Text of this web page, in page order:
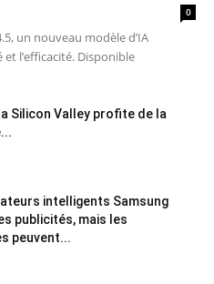
0
un nouveau modèle d’IA
l’efficacité. Disponible
Silicon Valley profite de la
intelligents Samsung
publicités, mais les
peuvent...